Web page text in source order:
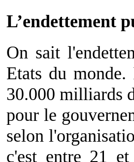
L’endettement
On sait
Etats du
30.000 milliards
pour le
selon
c'est entre 21